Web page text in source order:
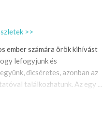
>>
ember számára örök kihívást
lefogyjunk és
dicséretes, azonban az
találkozhatunk. Az egy ...